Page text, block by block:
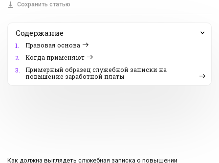
Сохранить статью
Содержание
1.
Правовая основа
2.
Когда применяют
3.
Примерный образец служебной записки на
повышение заработной платы
Как должна выглядеть служебная записка о повышении